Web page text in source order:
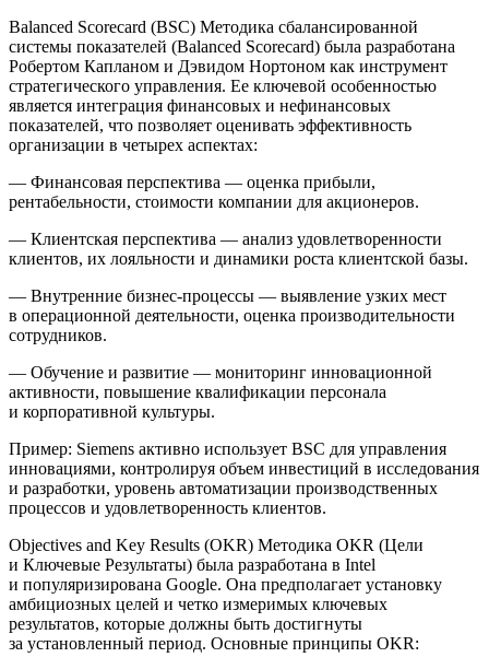
Balanced Scorecard (BSC) Методика сбалансированной
системы показателей (Balanced Scorecard) была разработана
Робертом Капланом и Дэвидом Нортоном как инструмент
стратегического управления. Ее ключевой особенностью
является интеграция финансовых и нефинансовых
показателей, что позволяет оценивать эффективность
организации в четырех аспектах:
— Финансовая перспектива — оценка прибыли,
рентабельности, стоимости компании для акционеров.
— Клиентская перспектива — анализ удовлетворенности
клиентов, их лояльности и динамики роста клиентской базы.
— Внутренние бизнес-процессы — выявление узких мест
в операционной деятельности, оценка производительности
сотрудников.
— Обучение и развитие — мониторинг инновационной
активности, повышение квалификации персонала
и корпоративной культуры.
Пример: Siemens активно использует BSC для управления
инновациями, контролируя объем инвестиций в исследования
и разработки, уровень автоматизации производственных
процессов и удовлетворенность клиентов.
Objectives and Key Results (OKR) Методика OKR (Цели
и Ключевые Результаты) была разработана в Intel
и популяризирована Google. Она предполагает установку
амбициозных целей и четко измеримых ключевых
результатов, которые должны быть достигнуты
за установленный период. Основные принципы OKR: